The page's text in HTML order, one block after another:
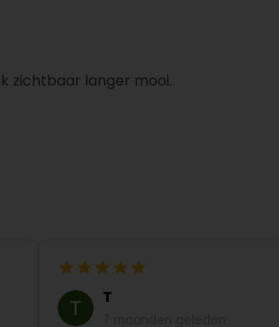
zichtbaar langer mooi.
T